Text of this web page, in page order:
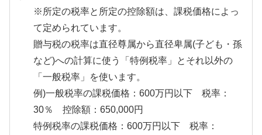
※所定の税率と所定の控除額は、課税価格によっ
て定められています。
贈与税の税率は直径尊属から直径卑属(子ども・孫
など)への計算に使う「特例税率」とそれ以外の
「一般税率」を使います。
例)一般税率の課税価格：600万円以下 税率：
30％ 控除額：650,000円
特例税率の課税価格：600万円以下 税率：